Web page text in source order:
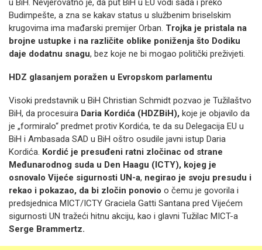
u BiH. Nevjerovatno je, da put BiH u EU vodi sada i preko
Budimpešte, a zna se kakav status u službenim briselskim
krugovima ima mađarski premijer Orban. Trojka je pristala na
brojne ustupke i na različite oblike poniženja što Dodiku
daje dodatnu snagu, bez koje ne bi mogao politički preživjeti.
HDZ glasanjem poražen u Evropskom parlamentu
Visoki predstavnik u BiH Christian Schmidt pozvao je Tužilaštvo
BiH, da procesuira Daria Kordića (HDZBiH), koje je objavilo da
je „formiralo“ predmet protiv Kordića, te da su Delegacija EU u
BiH i Ambasada SAD u BiH oštro osudile javni istup Daria
Kordića. Kordić je presuđeni ratni zločinac od strane
Međunarodnog suda u Den Haagu (ICTY), kojeg je
osnovalo Vijeće sigurnosti UN-a, negirao je svoju presudu i
rekao i pokazao, da bi zločin ponovio o čemu je govorila i
predsjednica MICT/ICTY Graciela Gatti Santana pred Vijećem
sigurnosti UN tražeći hitnu akciju, kao i glavni Tužilac MICT-a
Serge Brammertz.